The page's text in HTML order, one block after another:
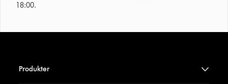
18:00.
Produkter